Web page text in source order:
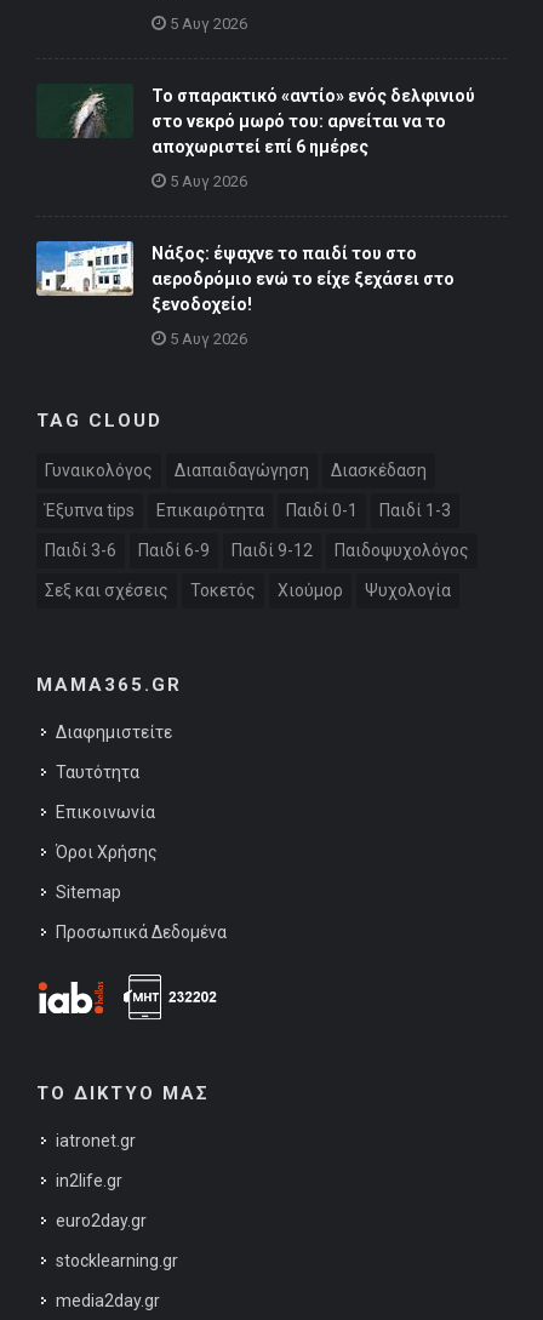
5 Αυγ 2026
Το σπαρακτικό «αντίο» ενός δελφινιού
στο νεκρό μωρό του: αρνείται να το
αποχωριστεί επί 6 ημέρες
5 Αυγ 2026
Νάξος: έψαχνε το παιδί του στο
αεροδρόμιο ενώ το είχε ξεχάσει στο
ξενοδοχείο!
5 Αυγ 2026
TAG CLOUD
Γυναικολόγος Διαπαιδαγώγηση Διασκέδαση
Έξυπνα tips Επικαιρότητα Παιδί 0-1 Παιδί 1-3
Παιδί 3-6 Παιδί 6-9 Παιδί 9-12 Παιδοψυχολόγος
Σεξ και σχέσεις Τοκετός Χιούμορ Ψυχολογία
MAMA365.GR
Διαφημιστείτε
Ταυτότητα
Επικοινωνία
Όροι Χρήσης
Sitemap
Προσωπικά Δεδομένα
ΤΟ ΔΙΚΤΥΟ ΜΑΣ
iatronet.gr
in2life.gr
euro2day.gr
stocklearning.gr
media2day.gr